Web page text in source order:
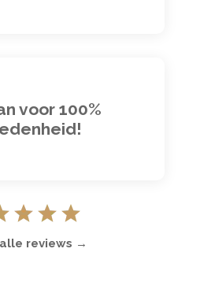
voor 100%
reviews →